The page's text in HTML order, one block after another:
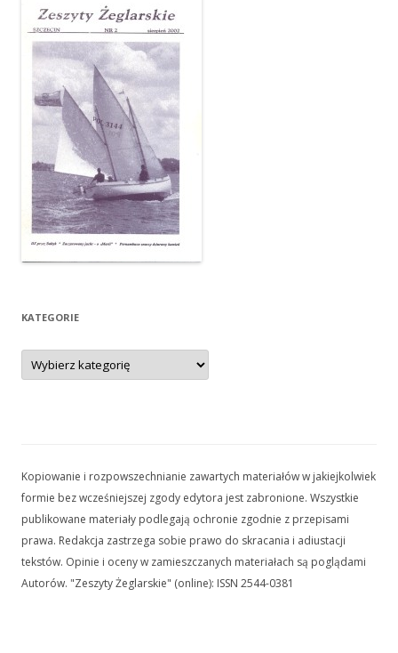
KATEGORIE
Kategorie
Kopiowanie i rozpowszechnianie zawartych materiałów w jakiejkolwiek
formie bez wcześniejszej zgody edytora jest zabronione. Wszystkie
publikowane materiały podlegają ochronie zgodnie z przepisami
prawa. Redakcja zastrzega sobie prawo do skracania i adiustacji
tekstów. Opinie i oceny w zamieszczanych materiałach są poglądami
Autorów. "Zeszyty Żeglarskie" (online): ISSN 2544-0381